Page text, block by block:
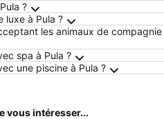
?
luxe à Pula ?
les animaux de compagnie
spa à Pula ?
une piscine à Pula ?
vous intéresser...